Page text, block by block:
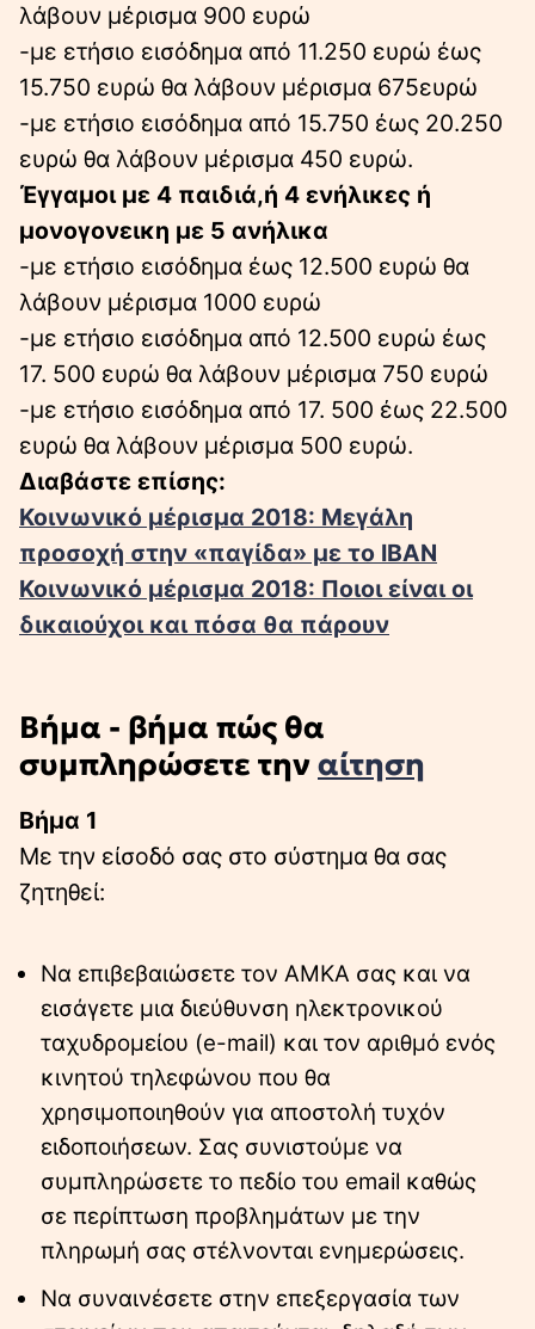
λάβουν μέρισμα 900 ευρώ
-με ετήσιο εισόδημα από 11.250 ευρώ έως
15.750 ευρώ θα λάβουν μέρισμα 675ευρώ
-με ετήσιο εισόδημα από 15.750 έως 20.250
ευρώ θα λάβουν μέρισμα 450 ευρώ.
Έγγαμοι με 4 παιδιά,ή 4 ενήλικες ή
μονογονεικη με 5 ανήλικα
-με ετήσιο εισόδημα έως 12.500 ευρώ θα
λάβουν μέρισμα 1000 ευρώ
-με ετήσιο εισόδημα από 12.500 ευρώ έως
17. 500 ευρώ θα λάβουν μέρισμα 750 ευρώ
-με ετήσιο εισόδημα από 17. 500 έως 22.500
ευρώ θα λάβουν μέρισμα 500 ευρώ.
Διαβάστε επίσης:
Κοινωνικό μέρισμα 2018: Μεγάλη
προσοχή στην «παγίδα» με το IBAN
Κοινωνικό μέρισμα 2018: Ποιοι είναι οι
δικαιούχοι και πόσα θα πάρουν
Βήμα - βήμα πώς θα
συμπληρώσετε τηναίτηση
Βήμα 1
Με την είσοδό σας στο σύστημα θα σας
ζητηθεί:
Να επιβεβαιώσετε τον ΑΜΚΑ σας και να
εισάγετε μια διεύθυνση ηλεκτρονικού
ταχυδρομείου (e-mail) και τον αριθμό ενός
κινητού τηλεφώνου που θα
χρησιμοποιηθούν για αποστολή τυχόν
ειδοποιήσεων. Σας συνιστούμε να
συμπληρώσετε το πεδίο του email καθώς
σε περίπτωση προβλημάτων με την
πληρωμή σας στέλνονται ενημερώσεις.
Να συναινέσετε στην επεξεργασία των